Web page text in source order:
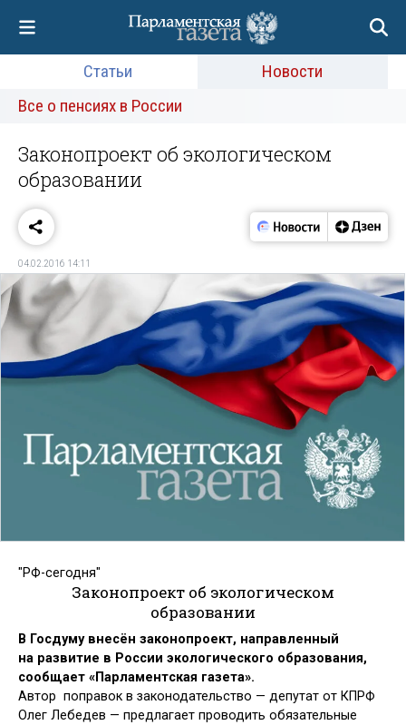
Статьи
Новости
Все о пенсиях в России
Законопроект об экологическом
образовании
04.02.2016 14:11
"РФ-сегодня"
Законопроект об экологическом
образовании
В Госдуму внесён законопроект, направленный
на развитие в России экологического образования,
сообщает «Парламентская газета».
Автор поправок в законодательство — депутат от КПРФ
Олег Лебедев — предлагает проводить обязательные